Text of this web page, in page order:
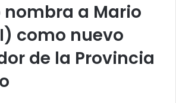
nombra a Mario
como nuevo
de la Provincia